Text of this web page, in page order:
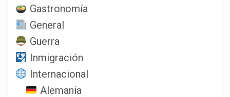
Gastronomía
General
Guerra
Inmigración
Internacional
Alemania